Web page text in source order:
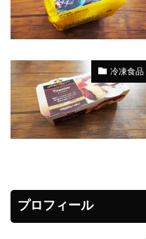
冷凍食品
プロフィール